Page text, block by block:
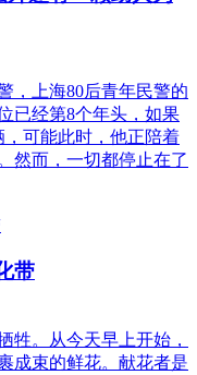
，上海80后青年民警的
已经第8个年头，如果
可能此时，他正陪着
然而，一切都停止在了
带
牲。从今天早上开始，
成束的鲜花。献花者是